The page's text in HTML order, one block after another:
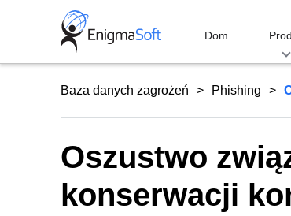
Dom
Baza danych zagrożeń Phishing
Oszustwo
konserwacji